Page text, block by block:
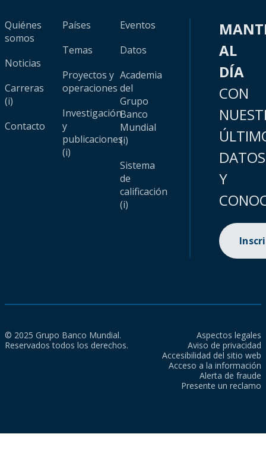
Quiénes
somos
Noticias
Carreras
(i)
Contacto
Países
Temas
Proyectos y
operaciones
Investigación
y
publicaciones
(i)
Eventos
Datos
Academia
del
Grupo
Banco
Mundial
(i)
Sistema
de
calificación
(i)
AL
DÍA
CON
DATOS
Y
© 2025 Grupo Banco Mundial.
Reservados todos los derechos.
Aspectos legales
Aviso de privacidad
Accesibilidad del sitio web
Acceso a la información
Alerta de fraude
Presente un reclamo